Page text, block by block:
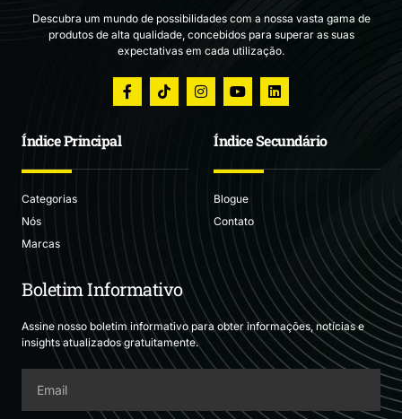
Descubra um mundo de possibilidades com a nossa vasta gama de
produtos de alta qualidade, concebidos para superar as suas
expectativas em cada utilização.
Índice Principal
Categorias
Nós
Marcas
Índice Secundário
Blogue
Contato
Boletim Informativo
Assine nosso boletim informativo para obter informações, notícias e
insights atualizados gratuitamente.